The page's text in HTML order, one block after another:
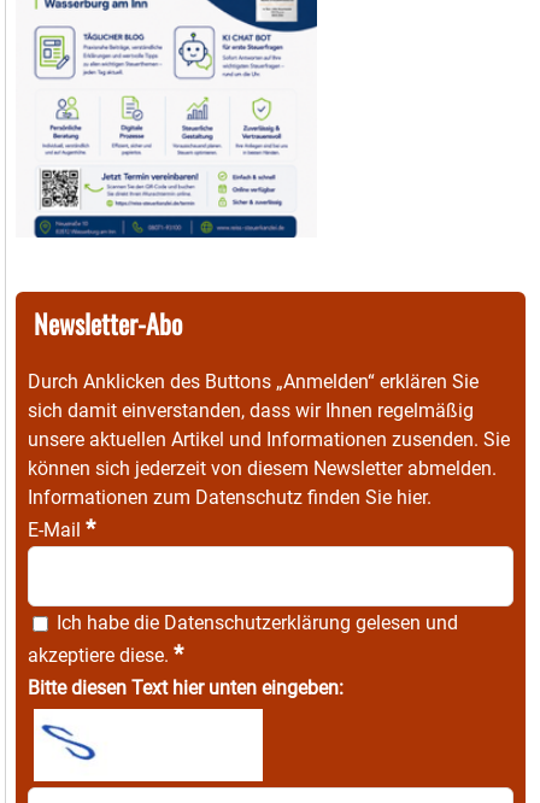
Newsletter-Abo
Durch Anklicken des Buttons „Anmelden“ erklären Sie
sich damit einverstanden, dass wir Ihnen regelmäßig
unsere aktuellen Artikel und Informationen zusenden. Sie
können sich jederzeit von diesem Newsletter abmelden.
Informationen zum Datenschutz finden Sie hier.
E-Mail *
Ich habe die Datenschutzerklärung gelesen und
akzeptiere diese. *
Bitte diesen Text hier unten eingeben: